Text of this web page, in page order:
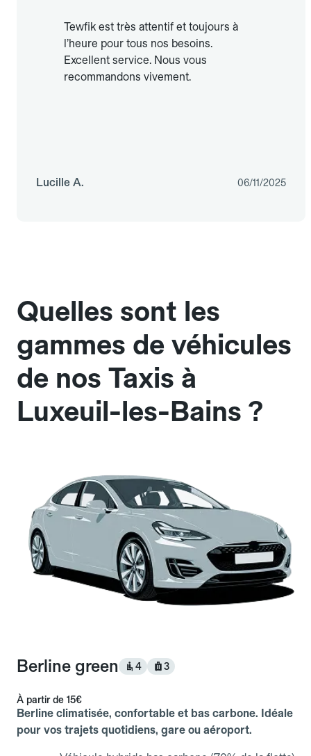
Tewfik est très attentif et toujours à
l’heure pour tous nos besoins.
Excellent service. Nous vous
recommandons vivement.
Lucille A. 06/11/2025
Quelles sont les
gammes de véhicules
de nos Taxis à
Luxeuil-les-Bains ?
Berline green 4 3
À partir de 15€
Berline climatisée, confortable et bas carbone. Idéale
pour vos trajets quotidiens, gare ou aéroport.